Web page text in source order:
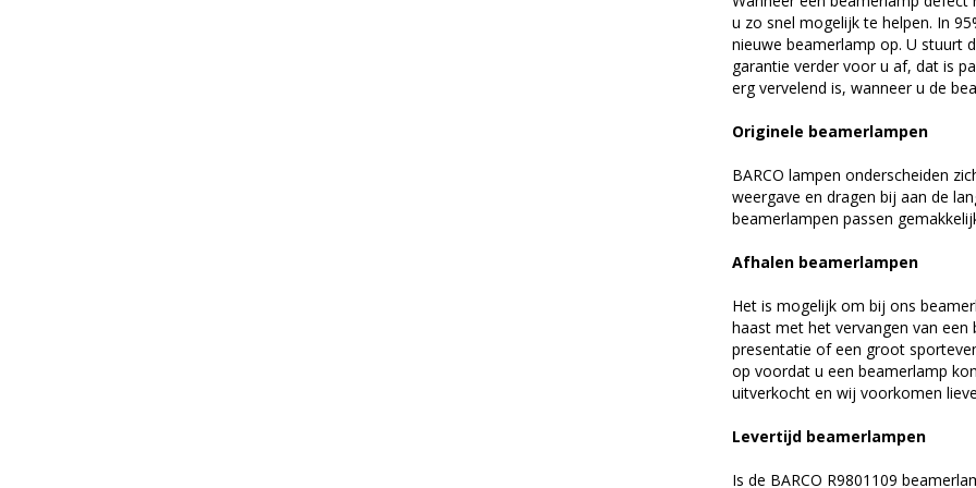
u zo snel mogelijk te helpen. In
nieuwe beamerlamp op. U stuurt
garantie verder voor u af, dat is
erg vervelend is, wanneer u de
Originele beamerlampen
BARCO lampen onderscheiden
weergave en dragen bij aan de
beamerlampen passen
Afhalen beamerlampen
Het is mogelijk om bij ons
haast met het vervangen van
presentatie of een groot
op voordat u een beamerlamp
uitverkocht en wij voorkomen
Levertijd beamerlampen
Is de BARCO R9801109